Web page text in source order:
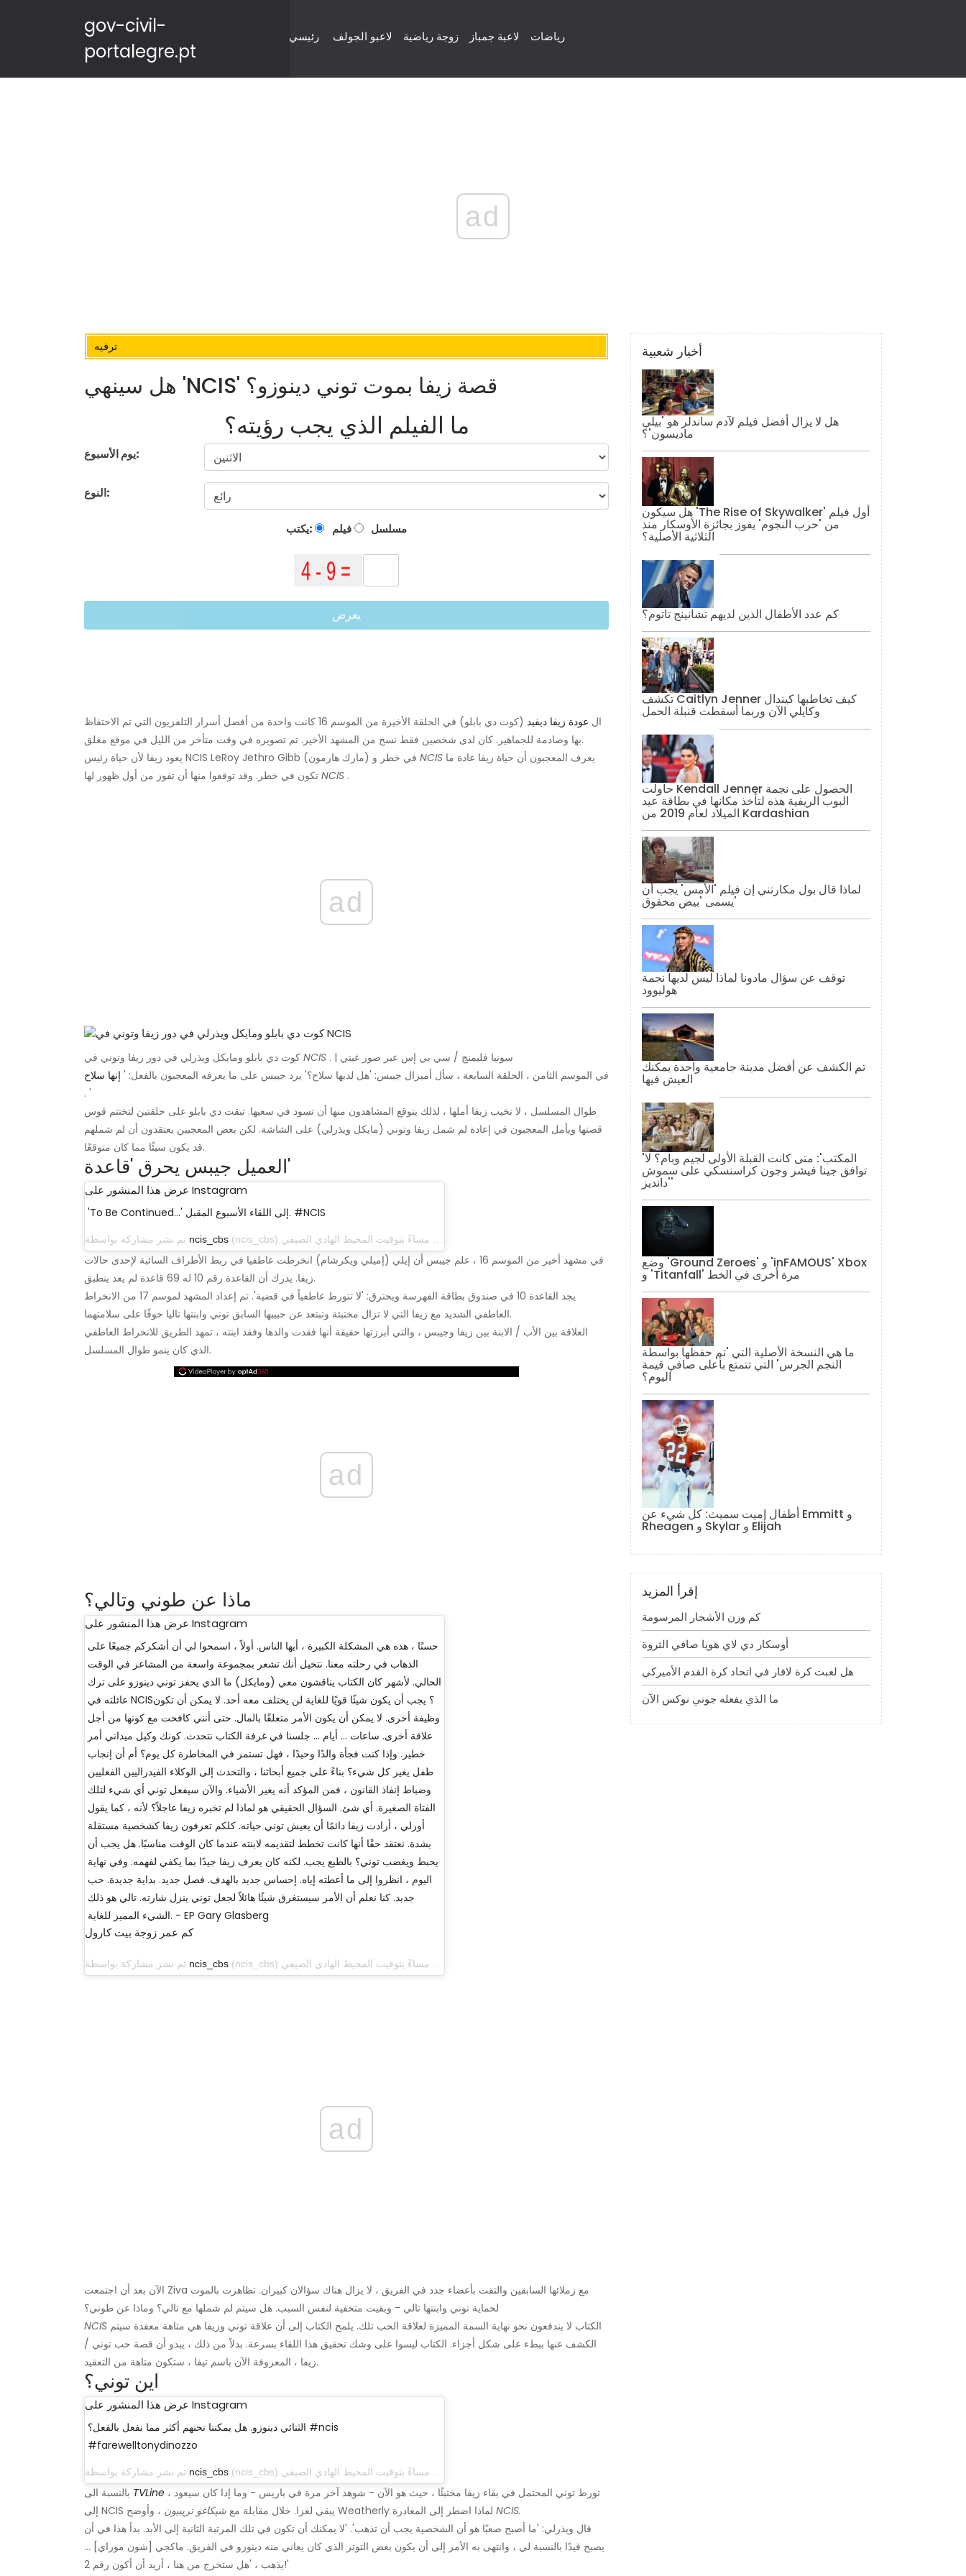
gov-civil-
portalegre.pt
رئيسي لاعبو الجولف زوجة رياضية لاعبة جمباز رياضات
ad
ترفيه
هل سينهي 'NCIS' قصة زيفا بموت توني دينوزو؟
ما الفيلم الذي يجب رؤيته؟
يوم الأسبوع:
النوع:
يكتب: فيلم مسلسل
يعرض
ال عودة زيفا ديفيد
(كوت دي بابلو) في الحلقة الأخيرة من الموسم 16 كانت واحدة من أفضل أسرار التلفزيون التي تم الاحتفاظ
بها وصادمة للجماهير. كان لدى شخصين فقط نسخ من المشهد الأخير. تم تصويره في وقت متأخر من الليل في موقع مغلق.
NCIS
NCIS .
ad
NCIS
. | سونيا فليمنج / سي بي إس عبر صور غيتي
في الموسم الثامن ، الحلقة السابعة ، سأل أميرال جيبس: 'هل لديها سلاح؟' يرد جيبس ​​على ما يعرفه المعجبون بالفعل: ' إنها سلاح
. '
طوال المسلسل ، لا تخيب زيفا أملها ، لذلك يتوقع المشاهدون منها أن تسود في سعيها. تبقت دي بابلو على حلقتين لتختتم قوس
قصتها ويأمل المعجبون في إعادة لم شمل زيفا وتوني (مايكل ويذرلي) على الشاشة. لكن بعض المعجبين يعتقدون أن لم شملهم
قد يكون سيئًا مما كان متوقعًا.
العميل جيبس ​​يحرق 'قاعدة'
عرض هذا المنشور على Instagram
'To Be Continued…' إلى اللقاء الأسبوع المقبل. #NCIS
ncis_cbs
في مشهد أخير من الموسم 16 ، علم جيبس ​​أن إيلي (إميلي ويكرشام) انخرطت عاطفيا في ربط الأطراف السائبة لإحدى حالات
زيفا. يدرك أن القاعدة رقم 10 له 69 قاعدة لم يعد ينطبق.
يجد القاعدة 10 في صندوق بطاقة الفهرسة ويحترق: 'لا تتورط عاطفياً في قضية'. تم إعداد المشهد لموسم 17 من الانخراط
العاطفي الشديد مع زيفا التي لا تزال مختبئة وتبتعد عن حبيبها السابق توني وابنتها تاليا خوفًا على سلامتهما.
العلاقة بين الأب / الابنة بين زيفا وجيبس ، والتي أبرزتها حقيقة أنها فقدت والدها وفقد ابنته ، تمهد الطريق للانخراط العاطفي
الذي كان ينمو طوال المسلسل.
ad
ماذا عن طوني وتالي؟
عرض هذا المنشور على Instagram
حسنًا ، هذه هي المشكلة الكبيرة ، أيها الناس. أولاً ، اسمحوا لي أن أشكركم جميعًا على
الذهاب في رحلته معنا. نتخيل أنك تشعر بمجموعة واسعة من المشاعر في الوقت
الحالي. لأشهر كان الكتاب يناقشون معي (ومايكل) ما الذي يحفز توني دينوزو على ترك
عائلته في NCIS؟ يجب أن يكون شيئًا قويًا للغاية لن يختلف معه أحد. لا يمكن أن تكون
وظيفة أخرى. لا يمكن أن يكون الأمر متعلقًا بالمال. حتى أنني كافحت مع كونها من أجل
علاقة أخرى. ساعات ... أيام ... جلسنا في غرفة الكتاب نتحدث. كونك وكيل ميداني أمر
خطير. وإذا كنت فجأة والدًا وحيدًا ، فهل تستمر في المخاطرة كل يوم؟ أم أن إنجاب
طفل يغير كل شيء؟ بناءً على جميع أبحاثنا ، والتحدث إلى الوكلاء الفيدراليين الفعليين
وضباط إنفاذ القانون ، فمن المؤكد أنه يغير الأشياء. والآن سيفعل توني أي شيء لتلك
الفتاة الصغيرة. أي شئ. السؤال الحقيقي هو لماذا لم تخبره زيفا عاجلاً؟ لأنه ، كما يقول
أورلي ، أرادت زيفا دائمًا أن يعيش توني حياته. كلكم تعرفون زيفا كشخصية مستقلة
بشدة. نعتقد حقًا أنها كانت تخطط لتقديمه لابنته عندما كان الوقت مناسبًا. هل يجب أن
يحبط ويغضب توني؟ بالطبع يجب. لكنه كان يعرف زيفا جيدًا بما يكفي لفهمه. وفي نهاية
اليوم ، انظروا إلى ما أعطته إياه. إحساس جديد بالهدف. فصل جديد. بداية جديدة. حب
جديد. كنا نعلم أن الأمر سيستغرق شيئًا هائلاً لجعل توني ينزل شارته. تالي هو ذلك
الشيء المميز للغاية. - EP Gary Glasberg
كم عمر زوجة بيت كارول
ncis_cbs
ad
الآن بعد أن اجتمعت Ziva مع زملائها السابقين والتقت بأعضاء جدد في الفريق ، لا يزال هناك سؤالان كبيران. تظاهرت بالموت
لحماية توني وابنتها تالي - وبقيت متخفية لنفس السبب. هل سيتم لم شملها مع تالي؟ وماذا عن طوني؟
NCIS
الكشف عنها ببطء على شكل أجزاء. الكتاب ليسوا على وشك تحقيق هذا اللقاء بسرعة. بدلاً من ذلك ، يبدو أن قصة حب توني /
زيفا ، المعروفة الآن باسم تيفا ، ستكون متاهة من التعقيد.
اين توني؟
عرض هذا المنشور على Instagram
الثنائي دينوزو. هل يمكننا نحنهم أكثر مما نفعل بالفعل؟ #ncis
#farewelltonydinozzo
ncis_cbs
TVLine ، تورط توني المحتمل في بقاء زيفا مختبئًا ، حيث هو الآن - شوهد آخر مرة في باريس - وما إذا كان سيعود
إلى NCIS يبقى لغزا. خلال مقابلة مع شيكاغو تريبيون
NCIS.
قال ويذرلي: 'ما أصبح صعبًا هو أن الشخصية يجب أن تذهب'. 'لا يمكنك أن تكون في تلك المرتبة الثانية إلى الأبد. بدأ هذا في أن
يصبح قيدًا بالنسبة لي ، وانتهى به الأمر إلى أن يكون بعض التوتر الذي كان يعاني منه دينوزو في الفريق. ماكجي [شون موراي] ...
يذهب ، 'هل ستخرج من هنا ، أريد أن أكون رقم 2!'
أخبار شعبية
هل لا يزال أفضل فيلم لآدم ساندلر هو 'بيلي
ماديسون'؟
هل سيكون 'The Rise of Skywalker' أول فيلم
من 'حرب النجوم' يفوز بجائزة الأوسكار منذ
الثلاثية الأصلية؟
كم عدد الأطفال الذين لديهم تشانينج تاتوم؟
تكشف Caitlyn Jenner كيف تخاطبها كيندال
وكايلي الآن وربما أسقطت قنبلة الحمل
حاولت Kendall Jenner الحصول على نجمة
البوب ​​الريفية هذه لتأخذ مكانها في بطاقة عيد
الميلاد لعام 2019 من Kardashian
لماذا قال بول مكارتني إن فيلم 'الأمس' يجب أن
يسمى 'بيض مخفوق'
توقف عن سؤال مادونا لماذا ليس لديها نجمة
هوليوود
تم الكشف عن أفضل مدينة جامعية واحدة يمكنك
العيش فيها
'المكتب': متى كانت القبلة الأولى لجيم وبام؟ لا
توافق جينا فيشر وجون كراسنسكي على سموش
'دانديز'
وضع 'Ground Zeroes' و 'inFAMOUS' Xbox
و 'Titanfall' مرة أخرى في الخط
ما هي النسخة الأصلية التي 'تم حفظها بواسطة
النجم الجرس' التي تتمتع بأعلى صافي قيمة
اليوم؟
أطفال إميت سميث: كل شيء عن Emmitt و
Rheagen و Skylar و Elijah
إقرأ المزيد
كم وزن الأشجار المرسومة
أوسكار دي لاي هويا صافي الثروة
هل لعبت كرة لافار في اتحاد كرة القدم الأميركي
ما الذي يفعله جوني نوكس الآن